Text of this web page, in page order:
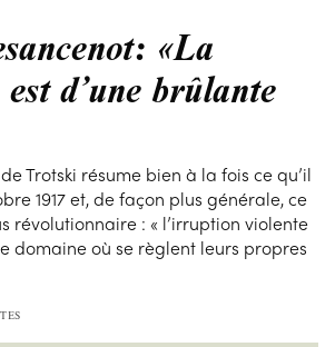
«La
d’une brûlante
Trotski résume bien à la fois ce qu’il
1917 et, de façon plus générale, ce
révolutionnaire : « l’irruption violente
domaine où se règlent leurs propres